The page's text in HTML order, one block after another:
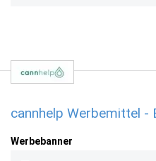
cannhelp Werbemittel -
Werbebanner